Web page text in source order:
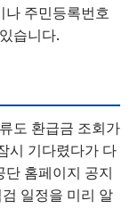
나 주민등록번호
습니다.
도 환급금 조회가
시 기다렸다가 다
홈페이지 공지
일정을 미리 알